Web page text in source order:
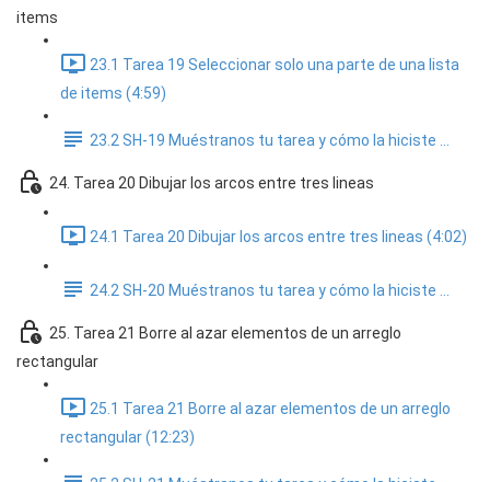
items
23.1 Tarea 19 Seleccionar solo una parte de una lista
de items (4:59)
23.2 SH-19 Muéstranos tu tarea y cómo la hiciste ...
24. Tarea 20 Dibujar los arcos entre tres lineas
24.1 Tarea 20 Dibujar los arcos entre tres lineas (4:02)
24.2 SH-20 Muéstranos tu tarea y cómo la hiciste ...
25. Tarea 21 Borre al azar elementos de un arreglo
rectangular
25.1 Tarea 21 Borre al azar elementos de un arreglo
rectangular (12:23)